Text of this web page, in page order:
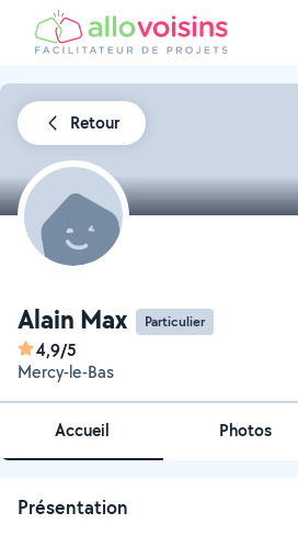
Retour
Alain Max Particulier
4,9/5
Mercy-le-Bas
Accueil Photos
Présentation